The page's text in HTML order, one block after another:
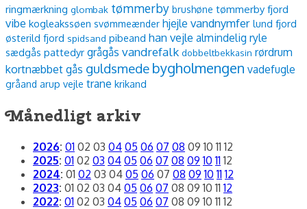
ringmærkning glombak tømmerby brushøne tømmerby fjord
vibe kogleakssøen svømmeænder hjejle vandnymfer lund fjord
østerild fjord spidsand pibeand han vejle almindelig ryle
sædgås pattedyr grågås vandrefalk dobbeltbekkasin rørdrum
kortnæbbet gås guldsmede bygholmengen vadefugle
gråand arup vejle trane krikand
Månedligt arkiv
2026: 01 02 03 04 05 06 07 08 09 10 11 12
2025: 01 02 03 04 05 06 07 08 09 10 11 12
2024: 01 02 03 04 05 06 07 08 09 10 11 12
2023: 01 02 03 04 05 06 07 08 09 10 11 12
2022: 01 02 03 04 05 06 07 08 09 10 11 12